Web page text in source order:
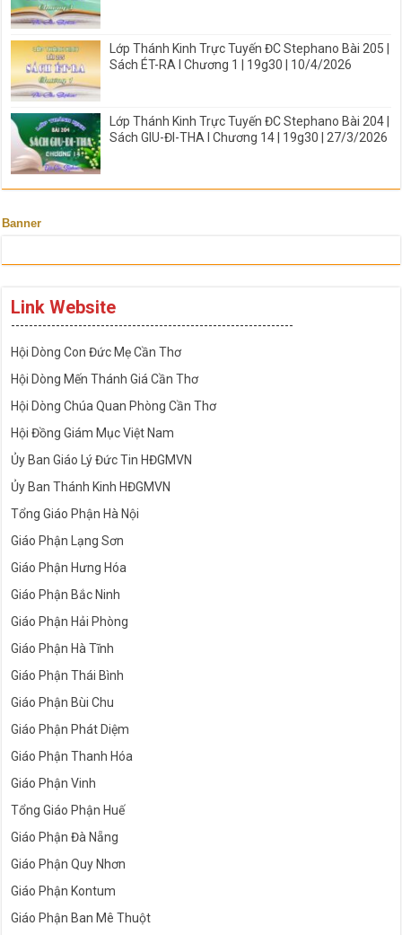
Lớp Thánh Kinh Trực Tuyến ĐC Stephano Bài 205 |
Sách ÉT-RA I Chương 1 | 19g30 | 10/4/2026
Lớp Thánh Kinh Trực Tuyến ĐC Stephano Bài 204 |
Sách GIU-ĐI-THA I Chương 14 | 19g30 | 27/3/2026
Banner
Link Website
---------------------------------------------------------------
Hội Dòng Con Đức Mẹ Cần Thơ
Hội Dòng Mến Thánh Giá Cần Thơ
Hội Dòng Chúa Quan Phòng Cần Thơ
Hội Đồng Giám Mục Việt Nam
Ủy Ban Giáo Lý Đức Tin HĐGMVN
Ủy Ban Thánh Kinh HĐGMVN
Tổng Giáo Phận Hà Nội
Giáo Phận Lạng Sơn
Giáo Phận Hưng Hóa
Giáo Phận Bắc Ninh
Giáo Phận Hải Phòng
Giáo Phận Hà Tĩnh
Giáo Phận Thái Bình
Giáo Phận Bùi Chu
Giáo Phận Phát Diệm
Giáo Phận Thanh Hóa
Giáo Phận Vinh
Tổng Giáo Phận Huế
Giáo Phận Đà Nẵng
Giáo Phận Quy Nhơn
Giáo Phận Kontum
Giáo Phận Ban Mê Thuột